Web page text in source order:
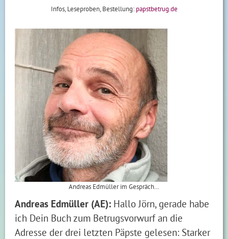
Infos, Leseproben, Bestellung: papstbetrug.de
Andreas Edmüller im Gespräch…
Andreas Edmüller (AE): Hallo Jörn, gerade habe
ich Dein Buch zum Betrugsvorwurf an die
Adresse der drei letzten Päpste gelesen: Starker